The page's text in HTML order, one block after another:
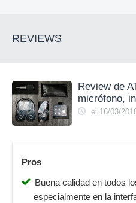
REVIEWS
Review de
micrófono,
el 16/03/
Pros
Buena calidad en todos
especialmente en la